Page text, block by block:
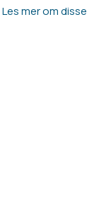
Les mer om disse